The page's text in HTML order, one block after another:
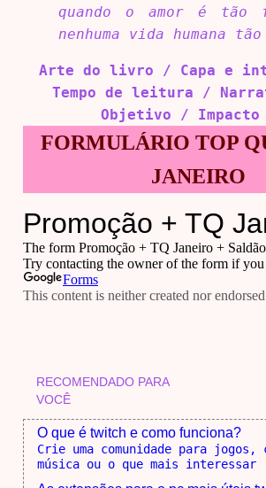
quando o amor é
nenhuma vida humana
Arte do livro / Capa e
Tempo de leitura /
Objetivo /
FORMULÁRIO TOP
JANEIRO
RECOMENDADO PARA
VOCÊ
O que é twitch e como funciona?
Crie uma comunidade para jogos,
música ou o que mais interessar